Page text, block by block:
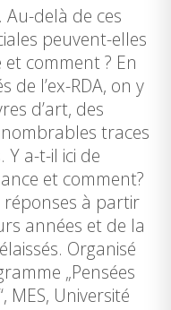
delà de ces
peuvent-elles
comment ? En
de l’ex-RDA, on y
d’art, des
traces
Y a-t-il ici de
et comment?
réponses à partir
années et de la
Organisé
„Pensées
MES, Université